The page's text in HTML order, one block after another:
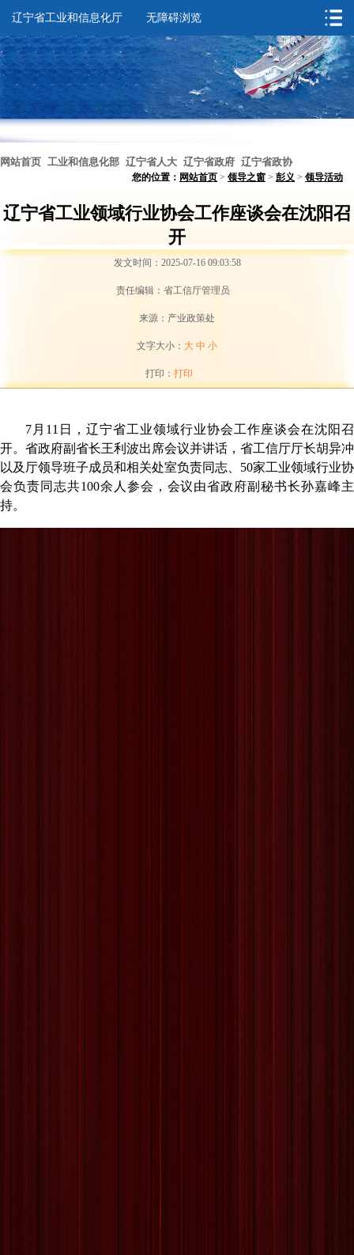
网站首页 工业和信息化部 辽宁省人大 辽宁省政府 辽宁省政协
无障碍浏览
辽宁省工业和信息化厅 无障碍浏览
您的位置： 网站首页 > 领导之窗 > 彭义 > 领导活动
辽宁省工业领域行业协会工作座谈会在沈阳召
开
发文时间：2025-07-16 09:03:58
责任编辑：省工信厅管理员
来源：产业政策处
文字大小： 大 中 小
打印： 打印
7月1 1 日，辽宁省工业领域行业协会工作座谈会在沈阳召
开。省政府副省长王利波出席会议并讲话，省工信厅厅长胡异冲
以及厅领导班子成员和相关处室负责同志、 50家工业领域行业协
会负责同志共100余人参会，会议由省政府副秘书长孙嘉峰主
持。